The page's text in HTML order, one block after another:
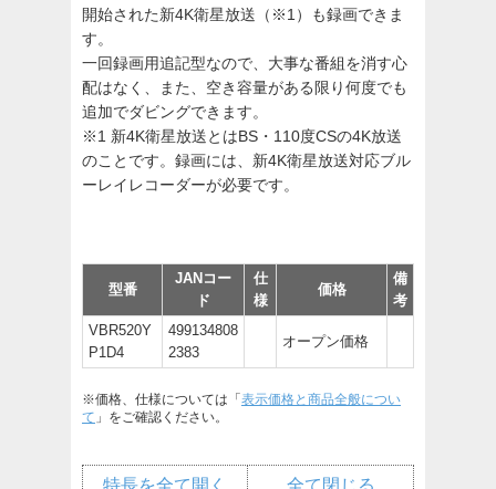
開始された新4K衛星放送（※1）も録画できま
す。
一回録画用追記型なので、大事な番組を消す心
配はなく、また、空き容量がある限り何度でも
追加でダビングできます。
※1 新4K衛星放送とはBS・110度CSの4K放送
のことです。録画には、新4K衛星放送対応ブル
ーレイレコーダーが必要です。
型番
JANコー
ド
仕
様
価格
備
考
VBR520Y
P1D4
499134808
2383
オープン価格
※価格、仕様については「 表示価格と商品全般につい
て 」をご確認ください。
全て閉じる
特長を全て開く